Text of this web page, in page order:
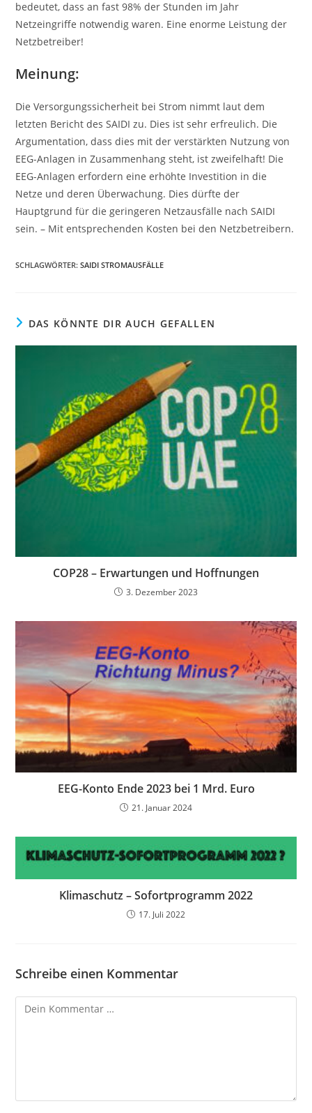
bedeutet, dass an fast 98% der Stunden im Jahr
Netzeingriffe notwendig waren. Eine enorme Leistung der
Netzbetreiber!
Meinung:
Die Versorgungssicherheit bei Strom nimmt laut dem
letzten Bericht des SAIDI zu. Dies ist sehr erfreulich. Die
Argumentation, dass dies mit der verstärkten Nutzung von
EEG-Anlagen in Zusammenhang steht, ist zweifelhaft! Die
EEG-Anlagen erfordern eine erhöhte Investition in die
Netze und deren Überwachung. Dies dürfte der
Hauptgrund für die geringeren Netzausfälle nach SAIDI
sein. – Mit entsprechenden Kosten bei den Netzbetreibern.
SCHLAGWÖRTER:SAIDI STROMAUSFÄLLE
DAS KÖNNTE DIR AUCH GEFALLEN
COP28 – Erwartungen und Hoffnungen
3. Dezember 2023
EEG-Konto Ende 2023 bei 1 Mrd. Euro
21. Januar 2024
Klimaschutz – Sofortprogramm 2022
17. Juli 2022
Schreibe einen Kommentar
Kommentar